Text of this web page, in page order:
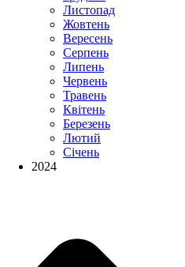
Листопад
Жовтень
Вересень
Серпень
Липень
Червень
Травень
Квітень
Березень
Лютий
Січень
2024